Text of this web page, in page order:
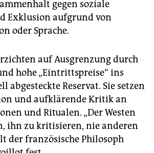
gegen soziale
Exklusion aufgrund von
oder Sprache.
auf Ausgrenzung durch
hohe „Eintrittspreise“ ins
Reservat. Sie setzen
und aufklärende Kritik an
und Ritualen. „Der Westen
ihn zu kritisieren, nie anderen
der französische Philosoph